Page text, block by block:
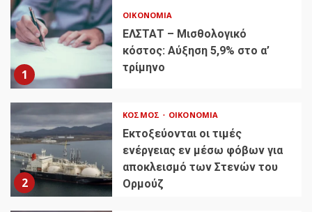
1
ΟΙΚΟΝΟΜΊΑ
ΕΛΣΤΑΤ – Μισθολογικό
κόστος: Αύξηση 5,9% στο α’
τρίμηνο
2
ΚΌΣΜΟΣ ΟΙΚΟΝΟΜΊΑ
Εκτοξεύονται οι τιμές
ενέργειας εν μέσω φόβων για
αποκλεισμό των Στενών του
Ορμούζ